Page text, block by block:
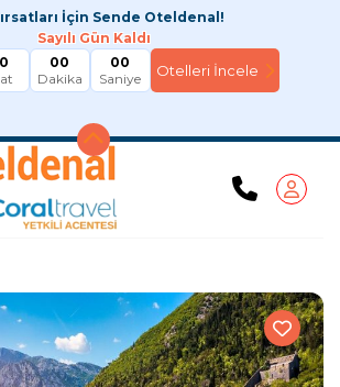
İçin Sende Oteldenal!
Sayılı Gün Kaldı
00
Dakika
00
Saniye